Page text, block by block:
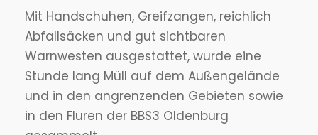
Mit Handschuhen, Greifzangen, reichlich
Abfallsäcken und gut sichtbaren
Warnwesten ausgestattet, wurde eine
Stunde lang Müll auf dem Außengelände
und in den angrenzenden Gebieten sowie
in den Fluren der BBS3 Oldenburg